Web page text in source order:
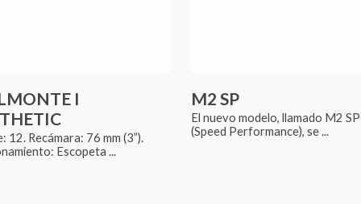
I
12. Recámara: 76 mm (3”).
Escopeta ...
M2 SP
El nuevo modelo, llamado M2 SP
(Speed ​​Performance), se ...